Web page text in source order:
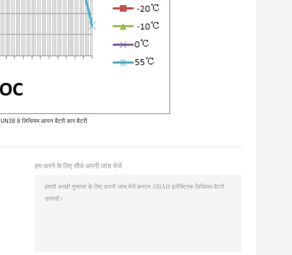
UN38.8 लिथियम आयन बैटरी कार बैटरी
हम करने के लिए सीधे अपनी जांच भेजें